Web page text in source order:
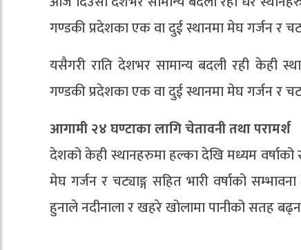
गण्डकी प्रदेशका एक वा दुई स्थानमा मेघ गर्जन र
यसैगरी राति देशभर सामान्य बदली रही केही
गण्डकी प्रदेशका एक वा दुई स्थानमा मेघ गर्जन र
आगामी २४ घण्टाका लागि चेतावनी तथा परामर्श
देशको केही स्थानहरुमा हल्का देखि मध्यम वर्षाको
मेघ गर्जन र चट्याङ्ग सहित भारी वर्षाको
हुनाले नदीनाला र खहरे खोलामा पानीको सतह